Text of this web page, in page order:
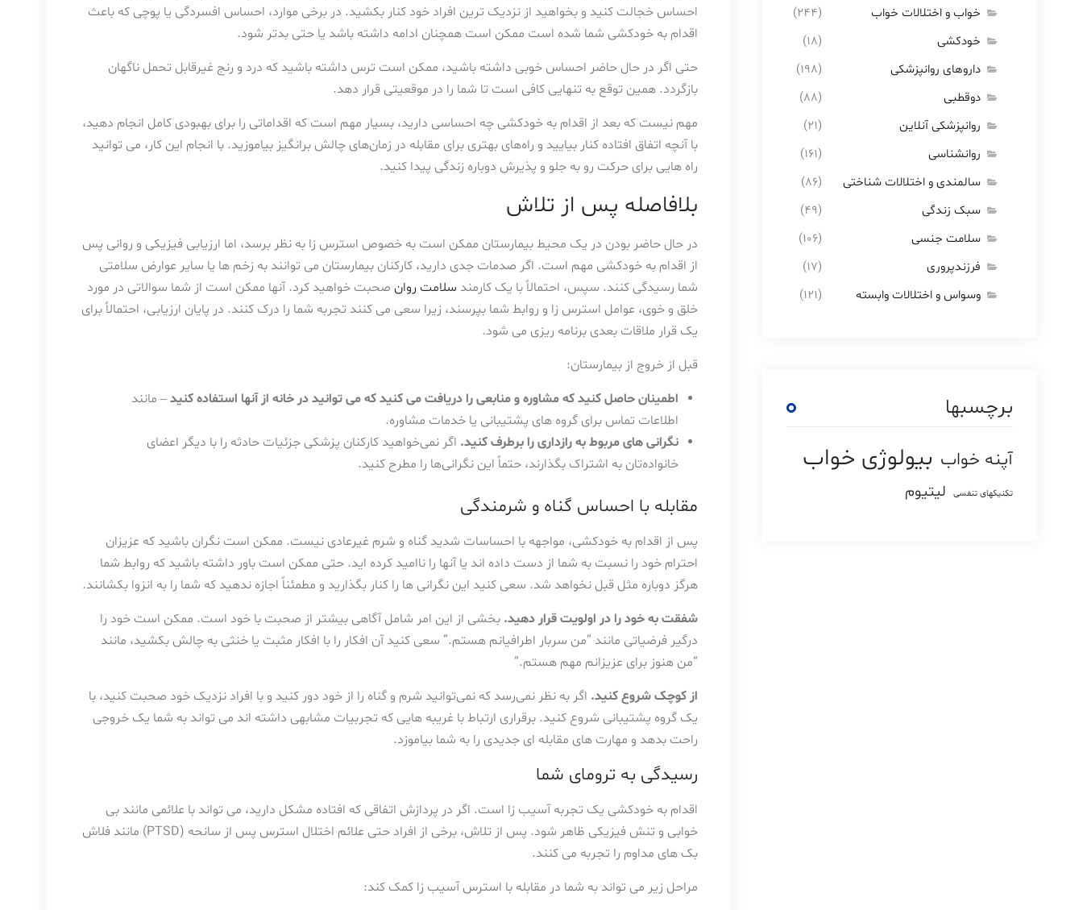
احساس خجالت کنید و بخواهید از نزدیک ترین افراد خود کنار بکشید. در برخی موارد، احساس افسردگی یا پوچی که باعث
اقدام به خودکشی شما شده است ممکن است همچنان ادامه داشته باشد یا حتی بدتر شود.
حتی اگر در حال حاضر احساس خوبی داشته باشید، ممکن است ترس داشته باشید که درد و رنج غیرقابل تحمل ناگهان
بازگردد. همین توقع به تنهایی کافی است تا شما را در موقعیتی قرار دهد.
مهم نیست که بعد از اقدام به خودکشی چه احساسی دارید، بسیار مهم است که اقداماتی را برای بهبودی کامل انجام دهید،
با آنچه اتفاق افتاده کنار بیایید و راه‌های بهتری برای مقابله در زمان‌های چالش برانگیز بیاموزید. با انجام این کار، می توانید
راه هایی برای حرکت رو به جلو و پذیرش دوباره زندگی پیدا کنید.
بلافاصله پس از تلاش
در حال حاضر بودن در یک محیط بیمارستان ممکن است به خصوص استرس زا به نظر برسد، اما ارزیابی فیزیکی و روانی پس
از اقدام به خودکشی مهم است. اگر صدمات جدی دارید، کارکنان بیمارستان می توانند به زخم ها یا سایر عوارض سلامتی
شما رسیدگی کنند. سپس، احتمالاً با یک کارمند سلامت روان صحبت خواهید کرد. آنها ممکن است از شما سوالاتی در مورد
خلق و خوی، عوامل استرس زا و روابط شما بپرسند، زیرا سعی می کنند تجربه شما را درک کنند. در پایان ارزیابی، احتمالاً برای
یک قرار ملاقات بعدی برنامه ریزی می شود.
قبل از خروج از بیمارستان:
اطمینان حاصل کنید که مشاوره و منابعی را دریافت می کنید که می توانید در خانه از آنها استفاده کنید– مانند
اطلاعات تماس برای گروه های پشتیبانی یا خدمات مشاوره.
نگرانی های مربوط به رازداری را برطرف کنید. اگر نمی‌خواهید کارکنان پزشکی جزئیات حادثه را با دیگر اعضای
خانواده‌تان به اشتراک بگذارند، حتماً این نگرانی‌ها را مطرح کنید.
مقابله با احساس گناه و شرمندگی
پس از اقدام به خودکشی، مواجهه با احساسات شدید گناه و شرم غیرعادی نیست. ممکن است نگران باشید که عزیزان
احترام خود را نسبت به شما از دست داده اند یا آنها را ناامید کرده اید. حتی ممکن است باور داشته باشید که روابط شما
هرگز دوباره مثل قبل نخواهد شد. سعی کنید این نگرانی ها را کنار بگذارید و مطمئناً اجازه ندهید که شما را به انزوا بکشانند.
شفقت به خود را در اولویت قرار دهید. بخشی از این امر شامل آگاهی بیشتر از صحبت با خود است. ممکن است خود را
درگیر فرضیاتی مانند “من سربار اطرافیانم هستم.” سعی کنید آن افکار را با افکار مثبت یا خنثی به چالش بکشید، مانند
“من هنوز برای عزیزانم مهم هستم.”
از کوچک شروع کنید. اگر به نظر نمی‌رسد که نمی‌توانید شرم و گناه را از خود دور کنید و با افراد نزدیک خود صحبت کنید، با
یک گروه پشتیبانی شروع کنید. برقراری ارتباط با غریبه هایی که تجربیات مشابهی داشته اند می تواند به شما یک خروجی
راحت بدهد و مهارت های مقابله ای جدیدی را به شما بیاموزد.
رسیدگی به ترومای شما
اقدام به خودکشی یک تجربه آسیب زا است. اگر در پردازش اتفاقی که افتاده مشکل دارید، می تواند با علائمی مانند بی
خوابی و تنش فیزیکی ظاهر شود. پس از تلاش، برخی از افراد حتی علائم اختلال استرس پس از سانحه (PTSD) مانند فلاش
بک های مداوم را تجربه می کنند.
مراحل زیر می تواند به شما در مقابله با استرس آسیب زا کمک کند:
خواب و اختلالات خواب
(۲۴۴)
خودکشی
(۱۸)
داروهای روانپزشکی
(۱۹۸)
دوقطبی
(۸۸)
روانپزشکی آنلاین
(۲۱)
روانشناسی
(۱۶۱)
سالمندی و اختلالات شناختی
(۸۶)
سبک زندگی
(۴۹)
سلامت جنسی
(۱۰۶)
فرزندپروری
(۱۷)
وسواس و اختلالات وابسته
(۱۲۱)
برچسبها
آپنه خواب بیولوژی خواب
تکنیکهای تنفسی لیتیوم